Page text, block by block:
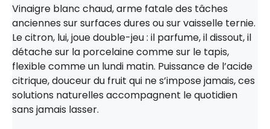
Vinaigre blanc chaud, arme fatale des tâches
anciennes sur surfaces dures ou sur vaisselle ternie.
Le citron, lui, joue double-jeu : il parfume, il dissout, il
détache sur la porcelaine comme sur le tapis,
flexible comme un lundi matin. Puissance de l’acide
citrique, douceur du fruit qui ne s’impose jamais, ces
solutions naturelles accompagnent le quotidien
sans jamais lasser.